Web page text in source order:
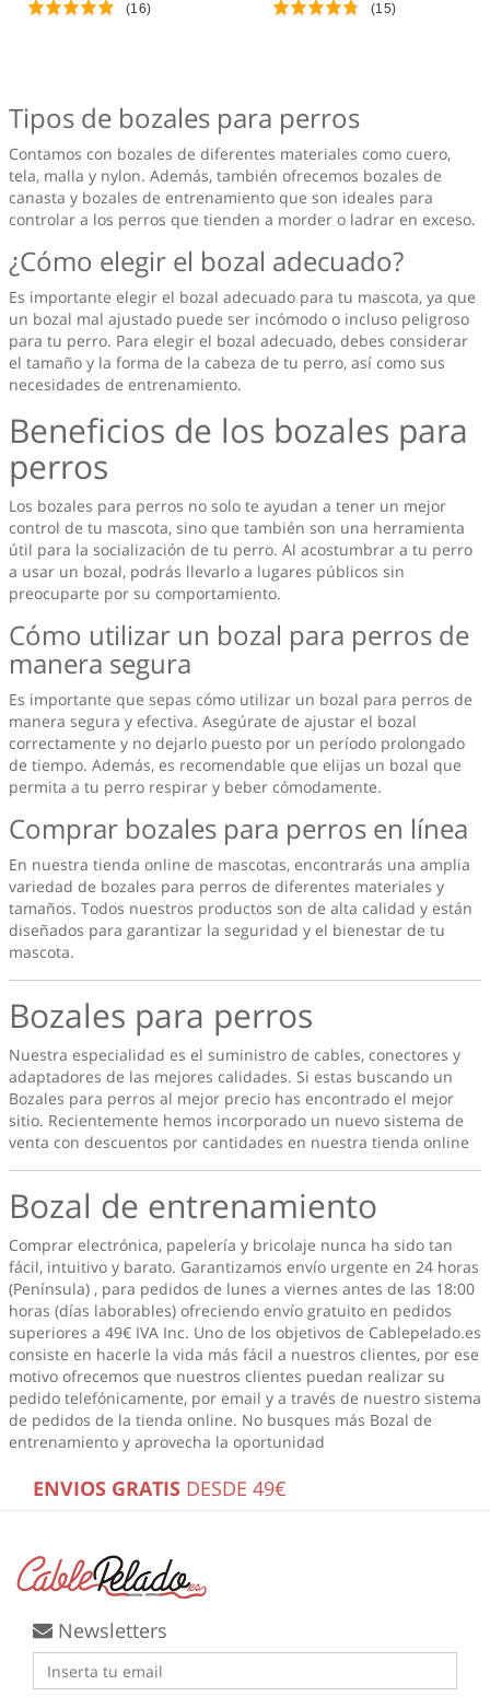
(16) (15)
Tipos de bozales para perros
Contamos con bozales de diferentes materiales como cuero,
tela, malla y nylon. Además, también ofrecemos bozales de
canasta y bozales de entrenamiento que son ideales para
controlar a los perros que tienden a morder o ladrar en exceso.
¿Cómo elegir el bozal adecuado?
Es importante elegir el bozal adecuado para tu mascota, ya que
un bozal mal ajustado puede ser incómodo o incluso peligroso
para tu perro. Para elegir el bozal adecuado, debes considerar
el tamaño y la forma de la cabeza de tu perro, así como sus
necesidades de entrenamiento.
Beneficios de los bozales para
perros
Los bozales para perros no solo te ayudan a tener un mejor
control de tu mascota, sino que también son una herramienta
útil para la socialización de tu perro. Al acostumbrar a tu perro
a usar un bozal, podrás llevarlo a lugares públicos sin
preocuparte por su comportamiento.
Cómo utilizar un bozal para perros de
manera segura
Es importante que sepas cómo utilizar un bozal para perros de
manera segura y efectiva. Asegúrate de ajustar el bozal
correctamente y no dejarlo puesto por un período prolongado
de tiempo. Además, es recomendable que elijas un bozal que
permita a tu perro respirar y beber cómodamente.
Comprar bozales para perros en línea
En nuestra tienda online de mascotas, encontrarás una amplia
variedad de bozales para perros de diferentes materiales y
tamaños. Todos nuestros productos son de alta calidad y están
diseñados para garantizar la seguridad y el bienestar de tu
mascota.
Bozales para perros
Nuestra especialidad es el suministro de cables, conectores y
adaptadores de las mejores calidades. Si estas buscando un
Bozales para perros al mejor precio has encontrado el mejor
sitio. Recientemente hemos incorporado un nuevo sistema de
venta con descuentos por cantidades en nuestra tienda online
Bozal de entrenamiento
Comprar electrónica, papelería y bricolaje nunca ha sido tan
fácil, intuitivo y barato. Garantizamos envío urgente en 24 horas
(Península) , para pedidos de lunes a viernes antes de las 18:00
horas (días laborables) ofreciendo envío gratuito en pedidos
superiores a 49€ IVA Inc. Uno de los objetivos de Cablepelado.es
consiste en hacerle la vida más fácil a nuestros clientes, por ese
motivo ofrecemos que nuestros clientes puedan realizar su
pedido telefónicamente, por email y a través de nuestro sistema
de pedidos de la tienda online. No busques más Bozal de
entrenamiento y aprovecha la oportunidad
ENVIOS GRATIS DESDE 49€
Newsletters